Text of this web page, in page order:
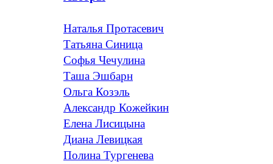
Наталья Протасевич
Татьяна Синица
Софья Чечулина
Таша Эшбарн
Ольга Козэль
Александр Кожейкин
Елена Лисицына
Диана Левицкая
Полина Тургенева